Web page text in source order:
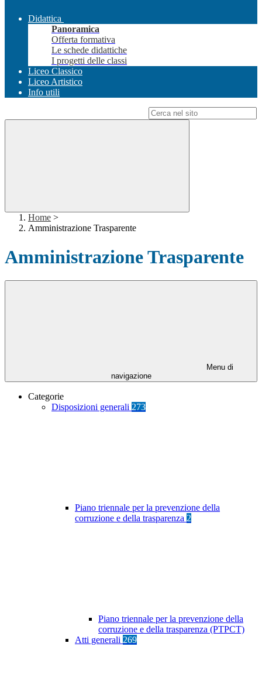
Didattica
Panoramica
Offerta formativa
Le schede didattiche
I progetti delle classi
Liceo Classico
Liceo Artistico
Info utili
Home >
Amministrazione Trasparente
Amministrazione Trasparente
Menu di
navigazione
Categorie
Disposizioni generali 273
Piano triennale per la prevenzione della
corruzione e della trasparenza 2
Piano triennale per la prevenzione della
corruzione e della trasparenza (PTPCT)
Atti generali 269